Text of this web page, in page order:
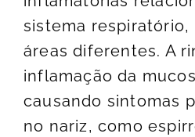
sistema respiratório,
áreas diferentes. A
inflamação da
causando sintomas
no nariz, como